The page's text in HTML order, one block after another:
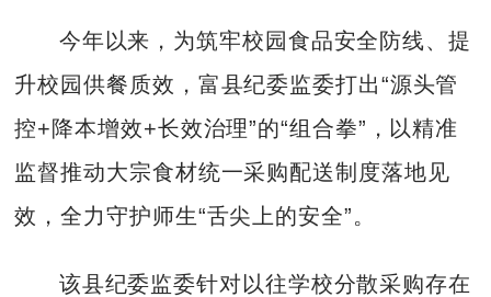
今年以来，为筑牢校园食品安全防线、提
升校园供餐质效，富县纪委监委打出“源头管
控+降本增效+长效治理”的“组合拳”，以精准
监督推动大宗食材统一采购配送制度落地见
效，全力守护师生“舌尖上的安全”。
该县纪委监委针对以往学校分散采购存在